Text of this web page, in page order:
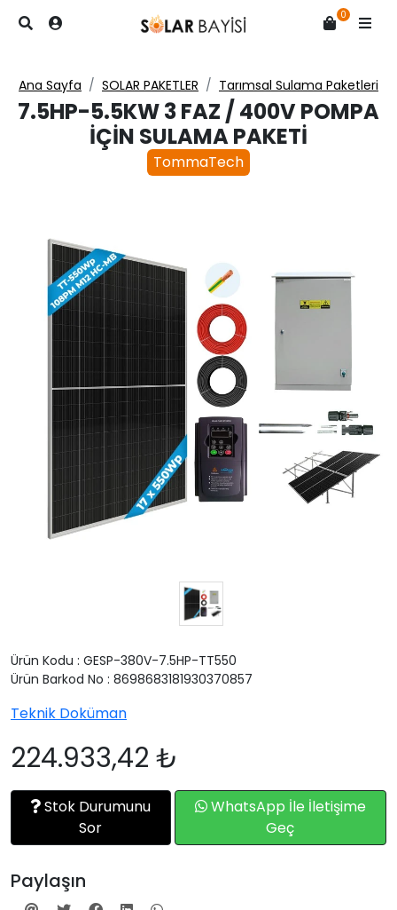
0
Ana Sayfa SOLAR PAKETLER Tarımsal Sulama Paketleri
7.5HP-5.5KW 3 FAZ / 400V POMPA
İÇIN SULAMA PAKETI
TommaTech
Ürün Kodu : GESP-380V-7.5HP-TT550
Ürün Barkod No : 8698683181930370857
Teknik Doküman
224.933,42 ₺
Stok Durumunu
Sor
WhatsApp İle İletişime
Geç
Paylaşın